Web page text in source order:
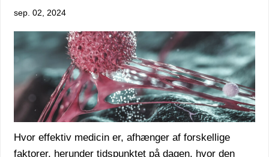
sep. 02, 2024
Hvor effektiv medicin er, afhænger af forskellige
faktorer, herunder tidspunktet på dagen, hvor den